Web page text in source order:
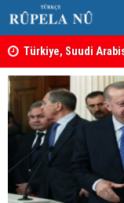
Türkiye, Suudi
anlaşması: Bir
sayılacak